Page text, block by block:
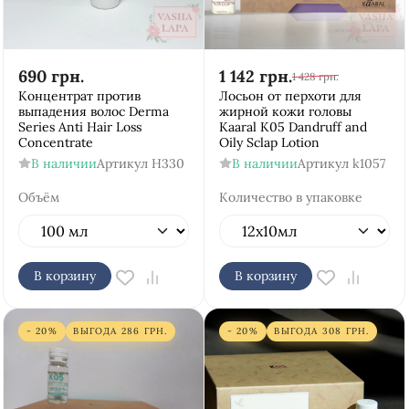
690 грн.
Концентрат против
выпадения волос Derma
Series Anti Hair Loss
Concentrate
В наличииАртикул H330
Объём
В корзину
1 142 грн.1 428 грн.
Лосьон от перхоти для
жирной кожи головы
Kaaral K05 Dandruff and
Oily Sclap Lotion
В наличииАртикул k1057
Количество в упаковке
В корзину
- 20% ВЫГОДА 286 ГРН. - 20% ВЫГОДА 308 ГРН.